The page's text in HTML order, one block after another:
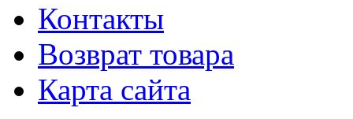
Контакты
Возврат товара
Карта сайта